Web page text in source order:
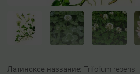
Латинское название: Trifolium repens